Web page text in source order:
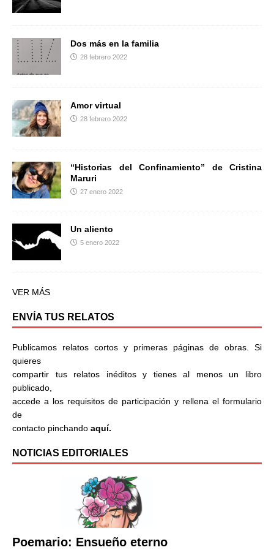
Dos más en la familia
28 febrero 2022
Amor virtual
28 febrero 2022
“Historias del Confinamiento” de Cristina
Maruri
27 enero 2022
Un aliento
5 enero 2022
VER MÁS
ENVÍA TUS RELATOS
Publicamos relatos cortos y primeras páginas de obras. Si
quieres
compartir tus relatos inéditos y tienes al menos un libro
publicado,
accede a los requisitos de participación y rellena el formulario
de
contacto pinchando aquí.
NOTICIAS EDITORIALES
Poemario: Ensueño eterno